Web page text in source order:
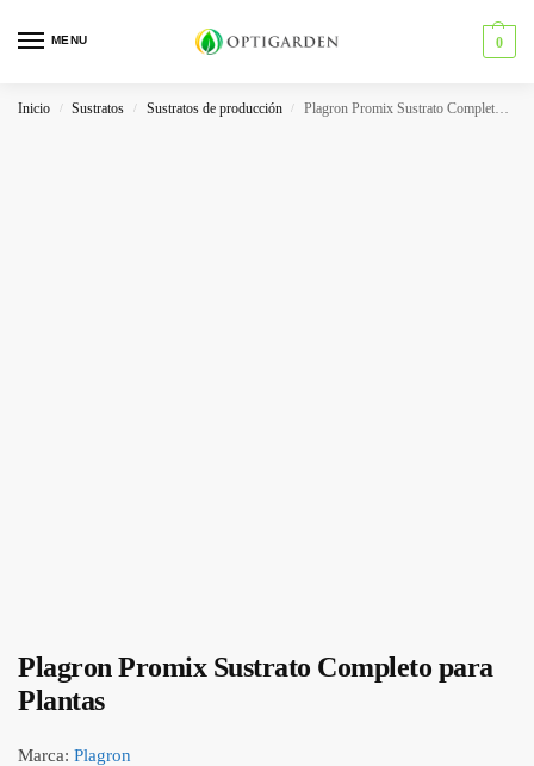
MENU 0
Inicio / Sustratos / Sustratos de producción / Plagron Promix Sustrato Completo para Plantas
Plagron Promix Sustrato Completo para
Plantas
Marca: Plagron